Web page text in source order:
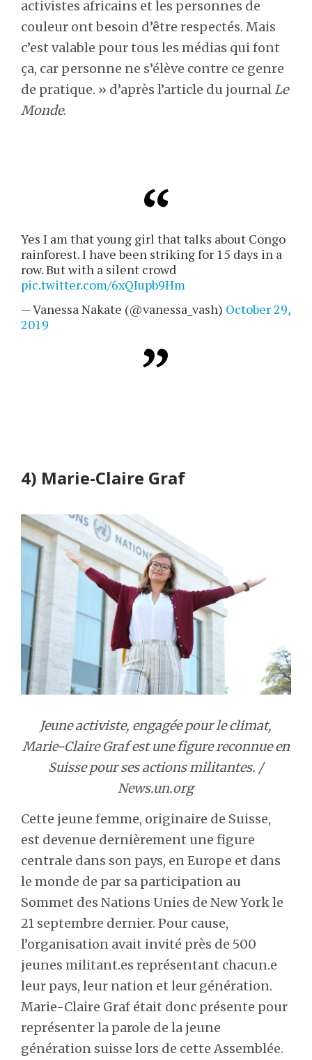
activistes africains et les personnes de
couleur ont besoin d’être respectés. Mais
c’est valable pour tous les médias qui font
ça, car personne ne s’élève contre ce genre
de pratique. » d’après l’article du journal Le
Monde.
Yes I am that young girl that talks about Congo
rainforest. I have been striking for 15 days in a
row. But with a silent crowd
pic.twitter.com/6xQIupb9Hm
— Vanessa Nakate (@vanessa_vash) October 29,
2019
4) Marie-Claire Graf
Jeune activiste, engagée pour le climat,
Marie-Claire Graf est une figure reconnue en
Suisse pour ses actions militantes. /
News.un.org
Cette jeune femme, originaire de Suisse,
est devenue dernièrement une figure
centrale dans son pays, en Europe et dans
le monde de par sa participation au
Sommet des Nations Unies de New York le
21 septembre dernier. Pour cause,
l’organisation avait invité près de 500
jeunes militant.es représentant chacun.e
leur pays, leur nation et leur génération.
Marie-Claire Graf était donc présente pour
représenter la parole de la jeune
génération suisse lors de cette Assemblée.